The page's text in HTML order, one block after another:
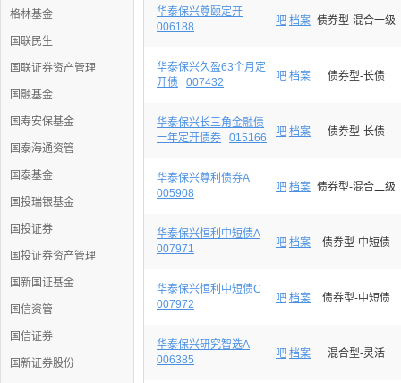
格林基金
国联民生
国联证券资产管理
国融基金
国寿安保基金
国泰海通资管
国泰基金
国投瑞银基金
国投证券
国投证券资产管理
国新国证基金
国信资管
国信证券
国新证券股份
华泰保兴尊颐定开
006188
吧 档案 债券型-混合一级
华泰保兴久盈63个月定
开债
007432 吧 档案 债券型-长债
华泰保兴长三角金融债
一年定开债券
015166 吧 档案 债券型-长债
华泰保兴尊利债券A
005908
吧 档案 债券型-混合二级
华泰保兴恒利中短债A
007971
吧 档案 债券型-中短债
华泰保兴恒利中短债C
007972
吧 档案 债券型-中短债
华泰保兴研究智选A
006385
吧 档案 混合型-灵活